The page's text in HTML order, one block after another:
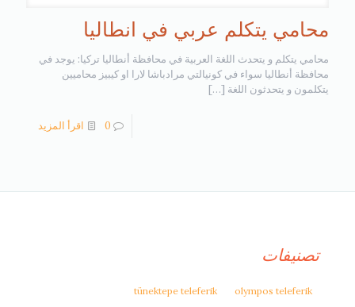
محامي يتكلم عربي في انطاليا
محامي يتكلم و يتحدث اللغة العربية في محافظة أنطاليا تركيا: يوجد في
محافظة أنطاليا سواء في كونيالتي مرادباشا لارا او كيبيز محاميين
يتكلمون و يتحدثون اللغة […]
0 اقرأ المزيد
تصنيفات
olympos teleferik
tünektepe teleferik